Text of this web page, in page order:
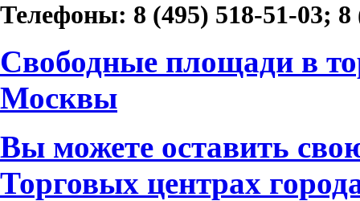
Телефоны: 8 (495) 518-51-03; 8
Свободные площади в
Москвы
Вы можете оставить
Торговых центрах